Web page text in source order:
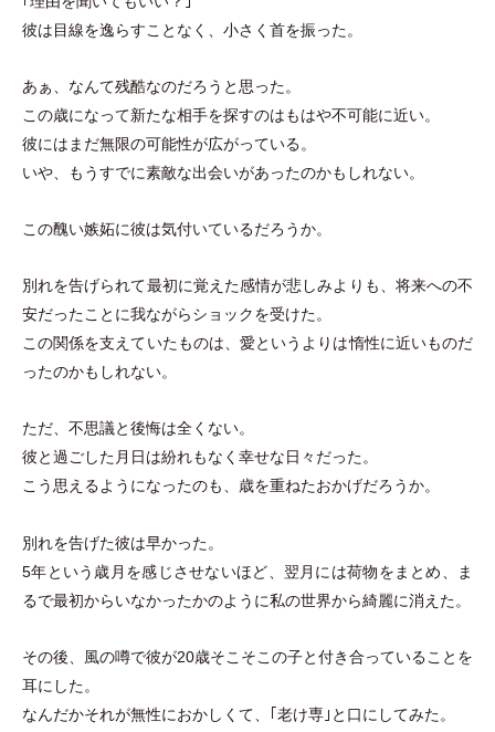
彼は目線を逸らすことなく、小さく首を振った。
あぁ、なんて残酷なのだろうと思った。
この歳になって新たな相手を探すのはもはや不可能に近い。
彼にはまだ無限の可能性が広がっている。
いや、もうすでに素敵な出会いがあったのかもしれない。
この醜い嫉妬に彼は気付いているだろうか。
別れを告げられて最初に覚えた感情が悲しみよりも、将来への不
安だったことに我ながらショックを受けた。
この関係を支えていたものは、愛というよりは惰性に近いものだ
ったのかもしれない。
ただ、不思議と後悔は全くない。
彼と過ごした月日は紛れもなく幸せな日々だった。
こう思えるようになったのも、歳を重ねたおかげだろうか。
別れを告げた彼は早かった。
5年という歳月を感じさせないほど、翌月には荷物をまとめ、ま
るで最初からいなかったかのように私の世界から綺麗に消えた。
その後、風の噂で彼が20歳そこそこの子と付き合っていることを
耳にした。
なんだかそれが無性におかしくて、｢老け専｣と口にしてみた。